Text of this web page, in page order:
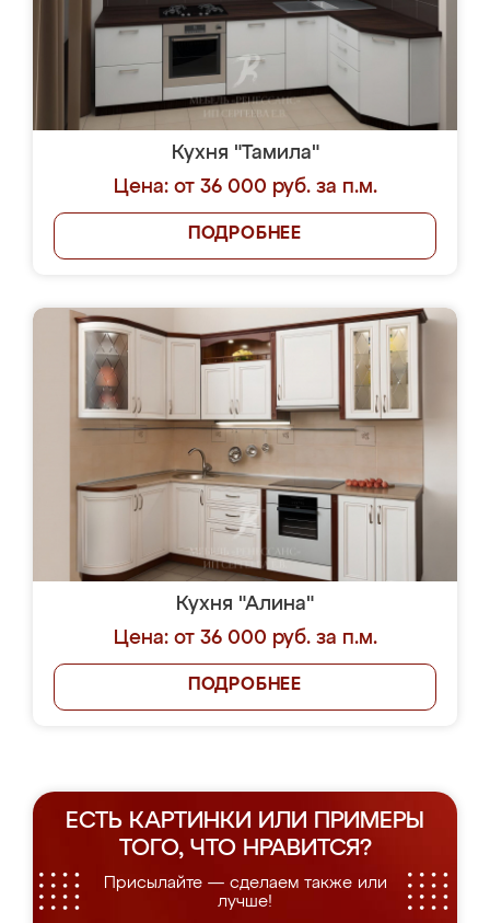
Кухня "Тамила"
Цена: от 36 000 руб. за п.м.
ПОДРОБНЕЕ
Кухня "Алина"
Цена: от 36 000 руб. за п.м.
ПОДРОБНЕЕ
ЕСТЬ КАРТИНКИ ИЛИ ПРИМЕРЫ
ТОГО, ЧТО НРАВИТСЯ?
Присылайте — сделаем также или
лучше!